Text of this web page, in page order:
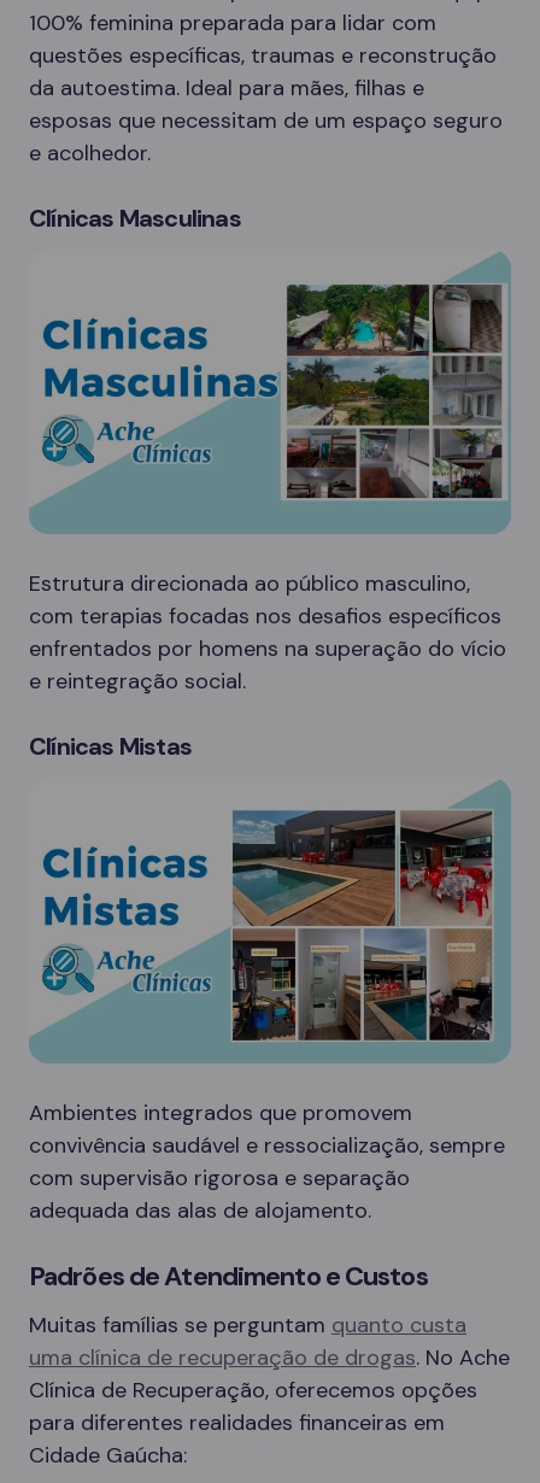
100% feminina preparada para lidar com
questões específicas, traumas e reconstrução
da autoestima. Ideal para mães, filhas e
esposas que necessitam de um espaço seguro
e acolhedor.
Clínicas Masculinas
Estrutura direcionada ao público masculino,
com terapias focadas nos desafios específicos
enfrentados por homens na superação do vício
e reintegração social.
Clínicas Mistas
Ambientes integrados que promovem
convivência saudável e ressocialização, sempre
com supervisão rigorosa e separação
adequada das alas de alojamento.
Padrões de Atendimento e Custos
Muitas famílias se perguntam quanto custa
uma clínica de recuperação de drogas. No Ache
Clínica de Recuperação, oferecemos opções
para diferentes realidades financeiras em
Cidade Gaúcha: